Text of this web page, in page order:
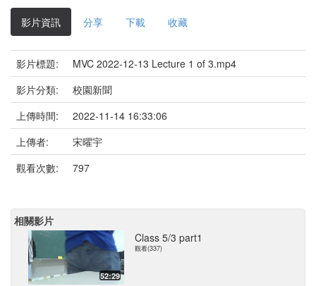
片
影片資訊 分享 下載 收藏
影片標題:
MVC 2022-12-13 Lecture 1 of 3.mp4
影片分類:
校園新聞
上傳時間:
2022-11-14 16:33:06
上傳者:
宋曜宇
觀看次數:
797
相關影片
52:29
Class 5/3 part1
觀看(337)